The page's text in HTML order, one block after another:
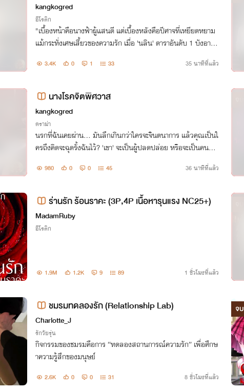
kangkogred
อีโรติก
"เบื้องหน้าคือนางฟ้าผู้แสนดี แต่เบื้องหลังคือปีศาจที่เหยียดหยาม
แม้กระทั่งเศษเสี้ยวของความรัก เมื่อ 'นลิน' ดาราอันดับ 1 บังอาจเ
กเพื่อรอต้อน
3.4K 0 1 33 35 นาทีที่แล้ว
นางโรคจิตพิศวาส
kangkogred
ดราม่า
นรกที่ฉันเคยผ่าน... มันลึกเกินกว่าใครจะจินตนาการ แล้วคุณเป็นใ
ครถึงคิดจะฉุดรั้งฉันไว้? 'เขา' จะเป็นผู้ปลดปล่อย หรือจะเป็นคนที่จ
980 0 0 45 36 นาทีที่แล้ว
ร่านรัก ร้อนราคะ (3P,4P เนื้อหารุนแรง NC25+)
MadamRuby
อีโรติก
1.9M 1.2K 9 89 1 ชั่วโมงที่แล้ว
ชมรมทดลองรัก (Relationship Lab)
Charlotte_J
รักวัยรุ่น
กิจกรรมของชมรมคือการ “ทดลองสถานการณ์ความรัก” เพื่อศึกษ
าความรู้สึกของมนุษย์
2.6K 0 0 31 8 ชั่วโมงที่แล้ว
จบ